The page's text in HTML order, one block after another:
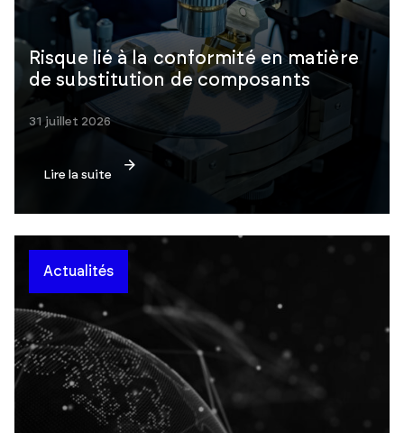
Risque lié à la conformité en matière
de substitution de composants
31 juillet 2026
Lire la suite
Actualités